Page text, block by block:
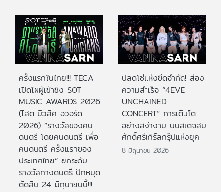
ครั้งแรกในไทย!!! TECA
เปิดโผผู้เข้าชิง SOT
MUSIC AWARDS 2026
(โสต มิวสิค อวอร์ด
2026) “รางวัลของคน
ดนตรี โดยคนดนตรี เพื่อ
คนดนตรี ครั้งแรกของ
ประเทศไทย” ยกระดับ
รางวัลทางดนตรี ปักหมุด
ตัดสิน 24 มิถุนายนนี้!!!
ปลดโซ่แห่งขีดจำกัด! ส่อง
ความสำเร็จ “4EVE
UNCHAINED
CONCERT” การเติบโต
อย่างสง่างาม บนสเตจสม
ศักดิ์ศรีเกิร์ลกรุ๊ปแห่งยุค
8 มิถุนายน 2026